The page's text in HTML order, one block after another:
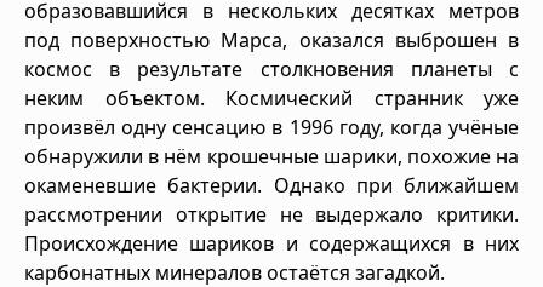
образовавшийся в нескольких десятках метров
под поверхностью Марса, оказался выброшен в
космос в результате столкновения планеты с
неким объектом. Космический странник уже
произвёл одну сенсацию в 1996 году, когда учёные
обнаружили в нём крошечные шарики, похожие на
окаменевшие бактерии. Однако при ближайшем
рассмотрении открытие не выдержало критики.
Происхождение шариков и содержащихся в них
карбонатных минералов остаётся загадкой.